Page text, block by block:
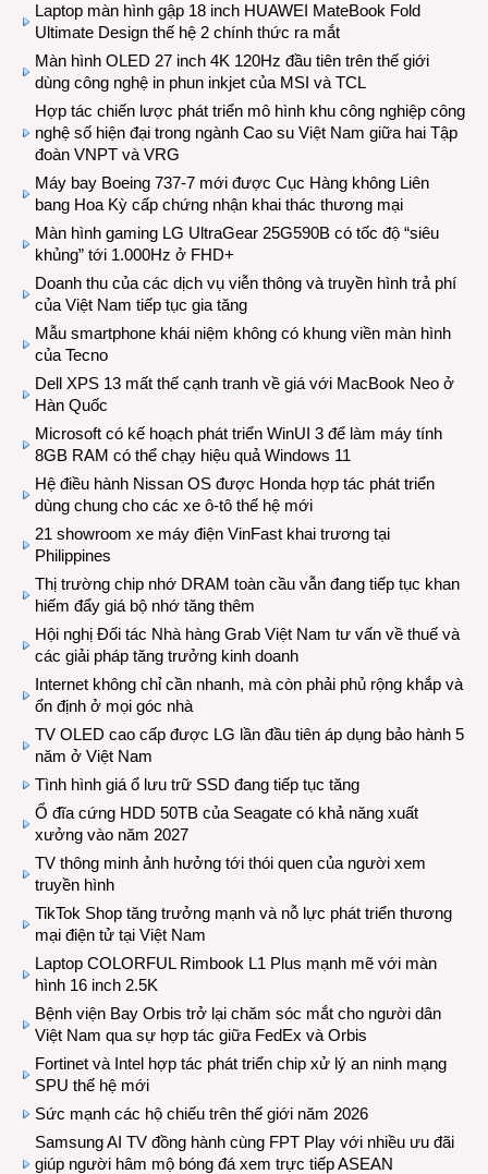
Laptop màn hình gập 18 inch HUAWEI MateBook Fold
Ultimate Design thế hệ 2 chính thức ra mắt
Màn hình OLED 27 inch 4K 120Hz đầu tiên trên thế giới
dùng công nghệ in phun inkjet của MSI và TCL
Hợp tác chiến lược phát triển mô hình khu công nghiệp công
nghệ số hiện đại trong ngành Cao su Việt Nam giữa hai Tập
đoàn VNPT và VRG
Máy bay Boeing 737-7 mới được Cục Hàng không Liên
bang Hoa Kỳ cấp chứng nhận khai thác thương mại
Màn hình gaming LG UltraGear 25G590B có tốc độ “siêu
khủng” tới 1.000Hz ở FHD+
Doanh thu của các dịch vụ viễn thông và truyền hình trả phí
của Việt Nam tiếp tục gia tăng
Mẫu smartphone khái niệm không có khung viền màn hình
của Tecno
Dell XPS 13 mất thế cạnh tranh về giá với MacBook Neo ở
Hàn Quốc
Microsoft có kế hoạch phát triển WinUI 3 để làm máy tính
8GB RAM có thể chạy hiệu quả Windows 11
Hệ điều hành Nissan OS được Honda hợp tác phát triển
dùng chung cho các xe ô-tô thế hệ mới
21 showroom xe máy điện VinFast khai trương tại
Philippines
Thị trường chip nhớ DRAM toàn cầu vẫn đang tiếp tục khan
hiếm đẩy giá bộ nhớ tăng thêm
Hội nghị Đối tác Nhà hàng Grab Việt Nam tư vấn về thuế và
các giải pháp tăng trưởng kinh doanh
Internet không chỉ cần nhanh, mà còn phải phủ rộng khắp và
ổn định ở mọi góc nhà
TV OLED cao cấp được LG lần đầu tiên áp dụng bảo hành 5
năm ở Việt Nam
Tình hình giá ổ lưu trữ SSD đang tiếp tục tăng
Ổ đĩa cứng HDD 50TB của Seagate có khả năng xuất
xưởng vào năm 2027
TV thông minh ảnh hưởng tới thói quen của người xem
truyền hình
TikTok Shop tăng trưởng mạnh và nỗ lực phát triển thương
mại điện tử tại Việt Nam
Laptop COLORFUL Rimbook L1 Plus mạnh mẽ với màn
hình 16 inch 2.5K
Bệnh viện Bay Orbis trở lại chăm sóc mắt cho người dân
Việt Nam qua sự hợp tác giữa FedEx và Orbis
Fortinet và Intel hợp tác phát triển chip xử lý an ninh mạng
SPU thế hệ mới
Sức mạnh các hộ chiếu trên thế giới năm 2026
Samsung AI TV đồng hành cùng FPT Play với nhiều ưu đãi
giúp người hâm mộ bóng đá xem trực tiếp ASEAN